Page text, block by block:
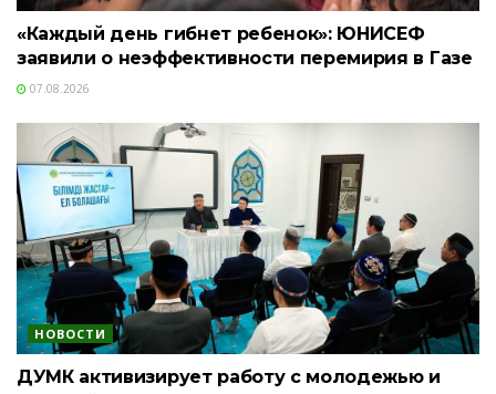
«Каждый день гибнет ребенок»: ЮНИСЕФ
заявили о неэффективности перемирия в Газе
07.08.2026
НОВОСТИ
ДУМК активизирует работу с молодежью и